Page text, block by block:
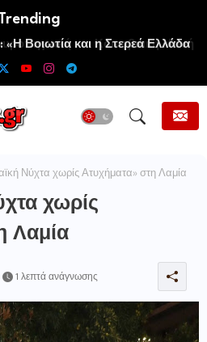
και Κοινοβιακή Μονή
Καμενων Βουρλων (Μονή
Νύχτα χωρίς Ατυχήματα» στη Λαμία
χωρίς
Λαμία
1 λεπτά ανάγνωσης